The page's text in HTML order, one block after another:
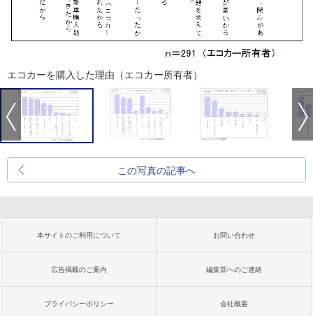
エコカーを購入した理由（エコカー所有者）
この写真の記事へ
本サイトのご利用について お問い合わせ
広告掲載のご案内 編集部へのご連絡
プライバシーポリシー 会社概要